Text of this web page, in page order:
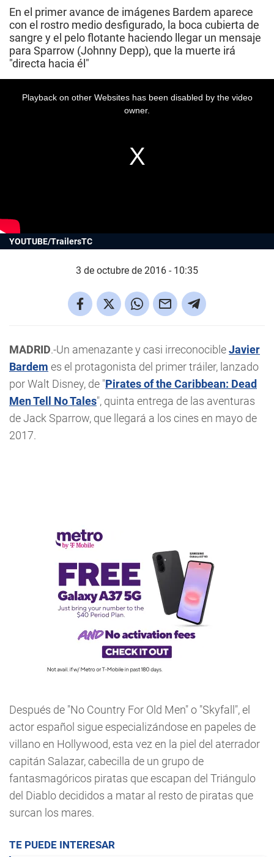
En el primer avance de imágenes Bardem aparece
con el rostro medio desfigurado, la boca cubierta de
sangre y el pelo flotante haciendo llegar un mensaje
para Sparrow (Johnny Depp), que la muerte irá
"directa hacia él"
Playback on other Websites has been disabled by the video
owner.
YOUTUBE/TrailersTC
3 de octubre de 2016 - 10:35
MADRID.-Un amenazante y casi irreconocibleJavier
Bardem es el protagonista del primer tráiler, lanzado
por Walt Disney, de "Pirates of the Caribbean: Dead
Men Tell No Tales", quinta entrega de las aventuras
de Jack Sparrow, que llegará a los cines en mayo de
2017.
Después de "No Country For Old Men" o "Skyfall", el
actor español sigue especializándose en papeles de
villano en Hollywood, esta vez en la piel del aterrador
capitán Salazar, cabecilla de un grupo de
fantasmagóricos piratas que escapan del Triángulo
del Diablo decididos a matar al resto de piratas que
surcan los mares.
TE PUEDE INTERESAR